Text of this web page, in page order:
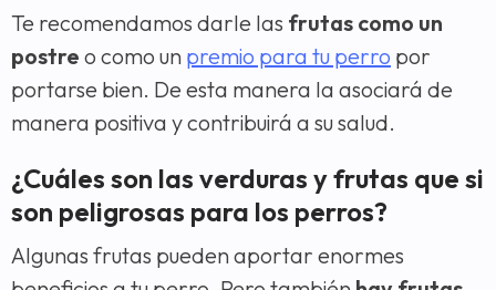
Te recomendamos darle las frutas como un
postre o como un premio para tu perro por
portarse bien. De esta manera la asociará de
manera positiva y contribuirá a su salud.
¿Cuáles son las verduras y frutas que si
son peligrosas para los perros?
Algunas frutas pueden aportar enormes